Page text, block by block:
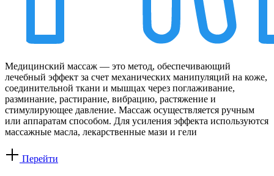
Медицинский массаж — это метод, обеспечивающий
лечебный эффект за счет механических манипуляций на коже,
соединительной ткани и мышцах через поглаживание,
разминание, растирание, вибрацию, растяжение и
стимулирующее давление. Массаж осуществляется ручным
или аппаратам способом. Для усиления эффекта используются
массажные масла, лекарственные мази и гели
Перейти